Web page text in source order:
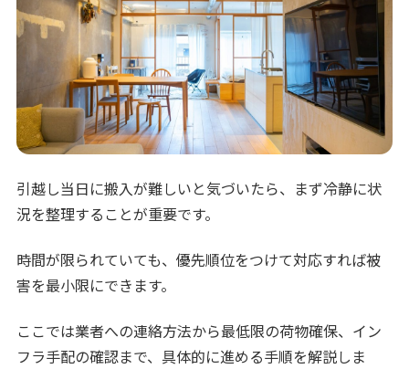
引越し当日に搬入が難しいと気づいたら、まず冷静に状
況を整理することが重要です。
時間が限られていても、優先順位をつけて対応すれば被
害を最小限にできます。
ここでは業者への連絡方法から最低限の荷物確保、イン
フラ手配の確認まで、具体的に進める手順を解説しま